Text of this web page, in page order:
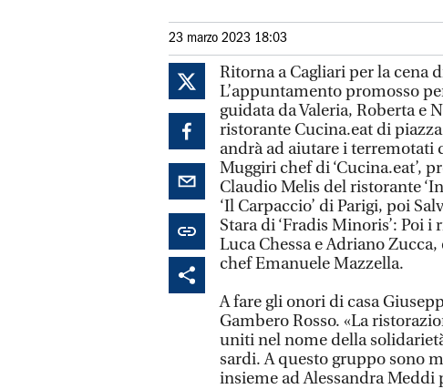
23 marzo 2023 18:03
Ritorna a Cagliari per la cena
L’appuntamento promosso
guidata da Valeria, Roberta e
ristorante Cucina.eat di
andrà ad aiutare i terremotati
Muggiri chef di ‘Cucina.eat’,
Claudio Melis del ristorante
‘Il Carpaccio’ di Parigi, poi
Stara di ‘Fradis Minoris’: Poi i
Luca Chessa e Adriano Zucca,
chef Emanuele Mazzella.
A fare gli onori di casa
Gambero Rosso. «La
uniti nel nome della
sardi. A questo gruppo sono
insieme ad Alessandra Meddi